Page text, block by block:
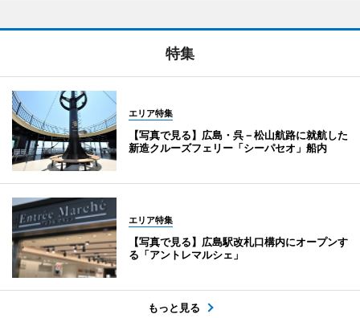
特集
エリア特集
【写真で見る】広島・呉－松山航路に就航した
新造クルーズフェリー「シーパセオ」船内
エリア特集
【写真で見る】広島駅改札口構内にオープンす
る「アントレマルシェ」
もっと見る